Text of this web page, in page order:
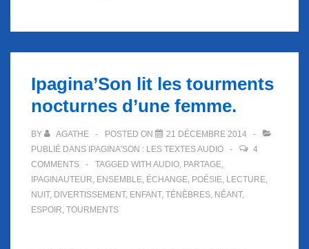
Ipagina’Son lit les tourments
nocturnes d’une femme.
BY AGATHE POSTED ON
21 DÉCEMBRE 2014
PUBLIÉ DANS IPAGINA'SON : LES TEXTES AUDIO
4
COMMENTS
TAGGED WITH AUDIO, PARTAGE,
IPAGINAUTEUR, ENSEMBLE, ÉCHANGE, POÉSIE, LECTURE,
NUIT, DIVERTISSEMENT, ENFANT, TÉNÈBRES, NÉANT,
ESPOIR, TOURMENTS